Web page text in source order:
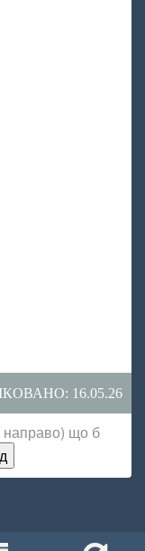
16.05.26
направо) що б